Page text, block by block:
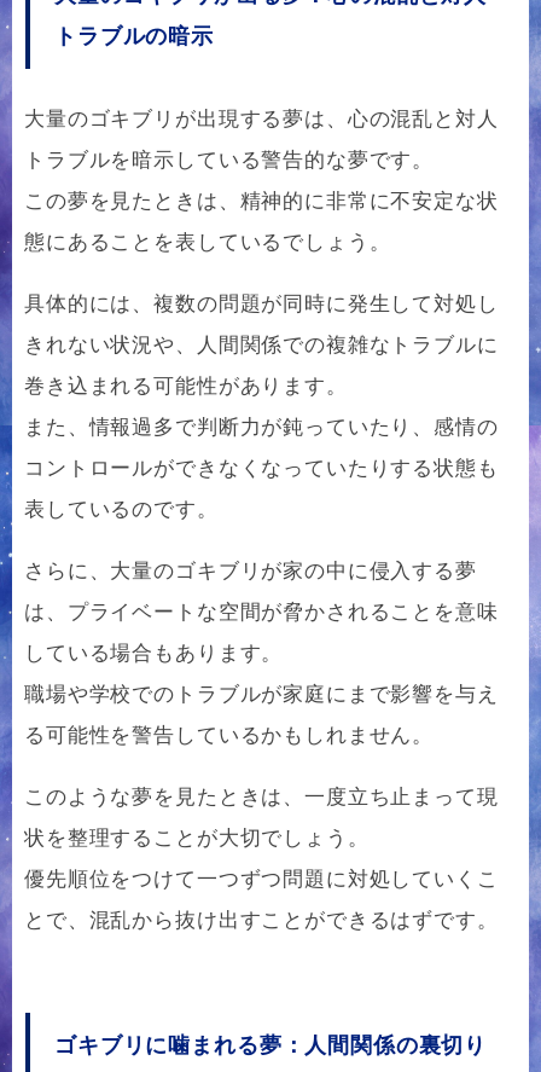
トラブルの暗示
大量のゴキブリが出現する夢は、心の混乱と対人
トラブルを暗示している警告的な夢です。
この夢を見たときは、精神的に非常に不安定な状
態にあることを表しているでしょう。
具体的には、複数の問題が同時に発生して対処し
きれない状況や、人間関係での複雑なトラブルに
巻き込まれる可能性があります。
また、情報過多で判断力が鈍っていたり、感情の
コントロールができなくなっていたりする状態も
表しているのです。
さらに、大量のゴキブリが家の中に侵入する夢
は、プライベートな空間が脅かされることを意味
している場合もあります。
職場や学校でのトラブルが家庭にまで影響を与え
る可能性を警告しているかもしれません。
このような夢を見たときは、一度立ち止まって現
状を整理することが大切でしょう。
優先順位をつけて一つずつ問題に対処していくこ
とで、混乱から抜け出すことができるはずです。
ゴキブリに噛まれる夢：人間関係の裏切り